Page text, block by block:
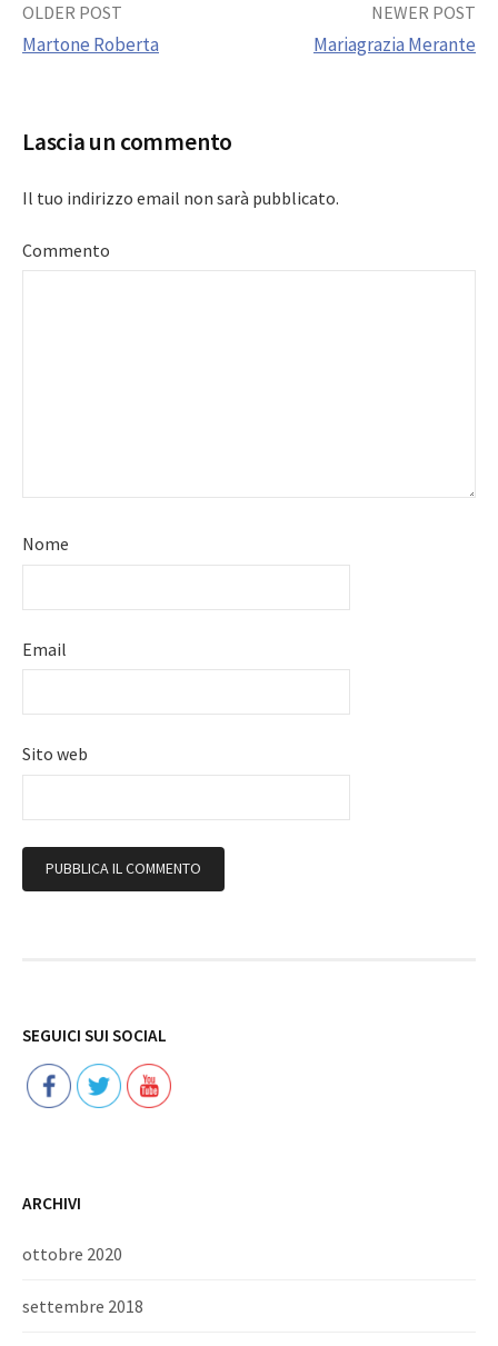
Post
OLDER POST
Martone Roberta
NEWER POST
Mariagrazia Merante
Lascia un commento
Il tuo indirizzo email non sarà pubblicato.
Commento
Nome
Email
Sito web
SEGUICI SUI SOCIAL
ARCHIVI
ottobre 2020
settembre 2018